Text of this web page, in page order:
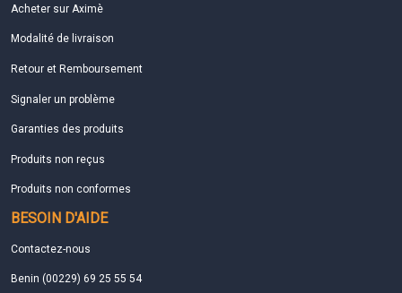
Acheter sur Aximè
Modalité de livraison
Retour et Remboursement
Signaler un problème
Garanties des produits
Produits non reçus
Produits non conformes
BESOIN D'AIDE
Contactez-nous
Benin (00229) 69 25 55 54